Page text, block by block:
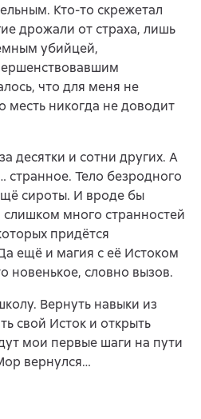
Кто-то скрежетал
дрожали от страха, лишь
убийцей,
что для меня не
месть никогда не доводит
десятки и сотни других. А
странное. Тело безродного
сироты. И вроде бы
много странностей
придётся
ещё и магия с её Истоком
новенькое, словно вызов.
Вернуть навыки из
свой Исток и открыть
мои первые шаги на пути
вернулся…